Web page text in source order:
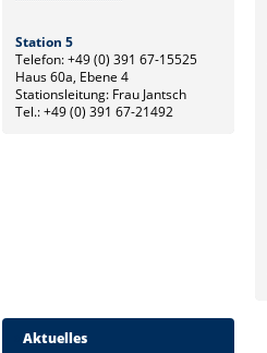
Station 5
Telefon: +49 (0) 391 67-15525
Haus 60a, Ebene 4
Stationsleitung: Frau Jantsch
Tel.: +49 (0) 391 67-21492
Aktuelles